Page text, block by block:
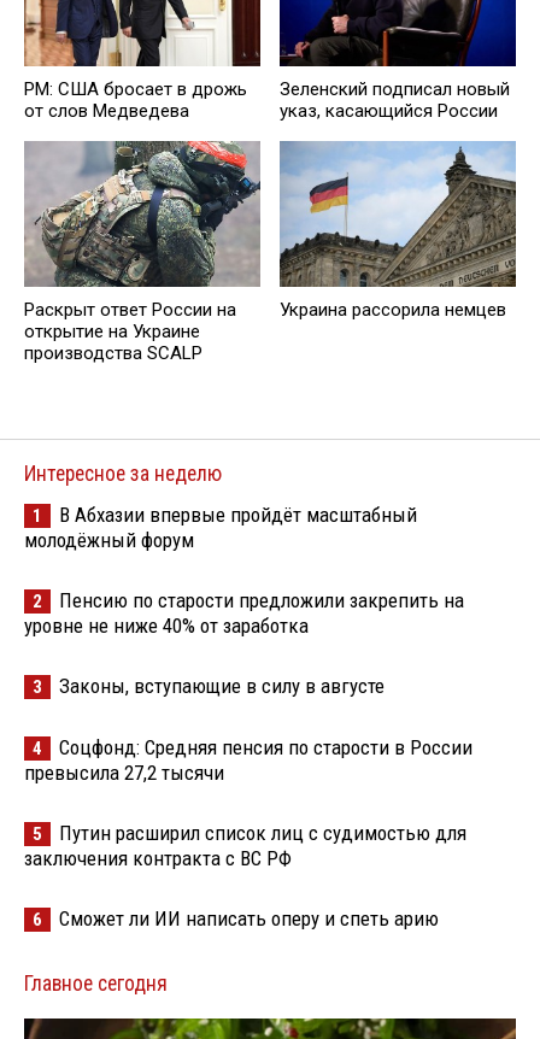
PM: США бросает в дрожь
от слов Медведева
Зеленский подписал новый
указ, касающийся России
Раскрыт ответ России на
открытие на Украине
производства SCALP
Украина рассорила немцев
Интересное за неделю
1
В Абхазии впервые пройдёт масштабный
молодёжный форум
2
Пенсию по старости предложили закрепить на
уровне не ниже 40% от заработка
3 Законы, вступающие в силу в августе
4
Соцфонд: Средняя пенсия по старости в России
превысила 27,2 тысячи
5
Путин расширил список лиц с судимостью для
заключения контракта с ВС РФ
6 Сможет ли ИИ написать оперу и спеть арию
Главное сегодня